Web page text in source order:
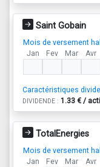
Saint Gobain
Mois de versement
Jan
Fev Mar Avr
Caractéristiques
DIVIDENDE : 1.33 € /
TotalEnergies
Mois de versement
Jan
Fev Mar Avr